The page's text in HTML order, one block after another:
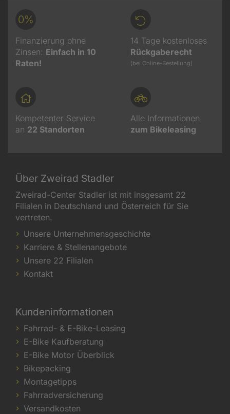
0%
Finanzierung ohne
Zinsen: Einfach in 10
Raten!
14 Tage kostenloses
Rückgaberecht
(bei Online-Bestellung)
Kompetenter Service
an 22 Standorten
Alle Informationen
zum Bikeleasing
Über Zweirad Stadler
Zweirad-Center Stadler ist mit insgesamt 22
Filialen in Deutschland und Österreich für Sie
vertreten.
Unsere Unternehmensgeschichte
Karriere & Stellenangebote
Unsere 22 Filialen
Kontakt
Kundeninformationen
Fahrrad- & E-Bike-Leasing
E-Bike Kaufberatung
E-Bike Motor Überblick
Bikepacking
Montagetipps
Fahrradversicherung
Versandkosten